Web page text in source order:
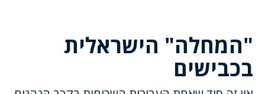
"המחלה" הישראלית
בכבישים